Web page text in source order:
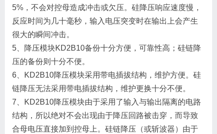
5%，不会对控母造成冲击或欠压。硅降压响应速度慢，
反应时间为几十毫秒，输入电压突变时在输出上会产生
很大的瞬间冲击。
5、降压模块KD2B10备份十分方便，可靠性高；硅链降
压的备份则十分不便。
6、KD2B10降压模块采用带电插拔结构，维护方便。硅
链降压无法采用带电插拔结构，维护更换十分不便。
7、KD2B10降压模块由于采用了输入与输出隔离的电路
结构，所以绝对不会出现由于降压回路被击穿，而导致
合母电压直接加到控母上。硅链降压（或斩波器）由于